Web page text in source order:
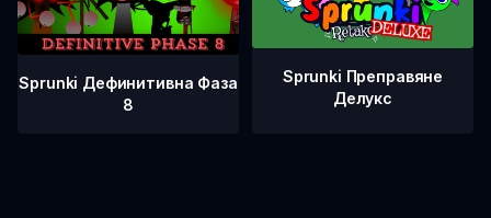
Sprunki Дефинитивна Фаза
8
Sprunki Преправяне
Делукс